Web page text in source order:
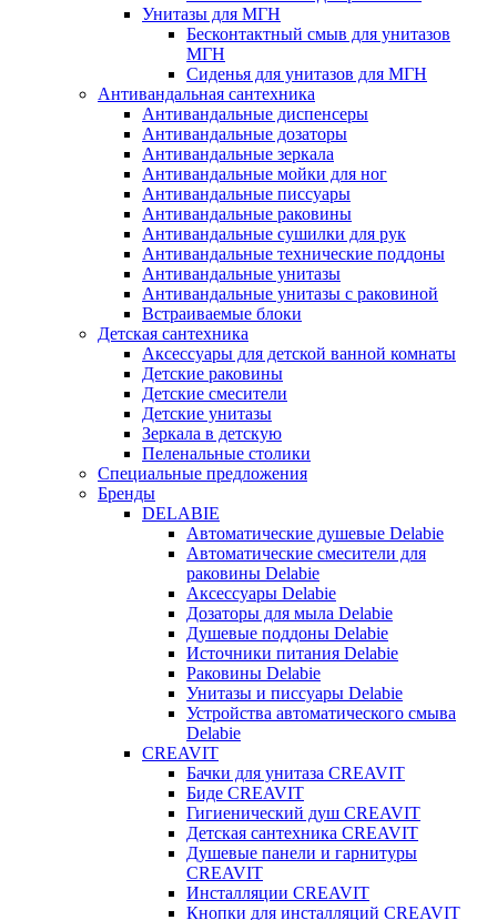
Унитазы для МГН
Бесконтактный смыв для унитазов
МГН
Сиденья для унитазов для МГН
Антивандальная сантехника
Антивандальные диспенсеры
Антивандальные дозаторы
Антивандальные зеркала
Антивандальные мойки для ног
Антивандальные писсуары
Антивандальные раковины
Антивандальные сушилки для рук
Антивандальные технические поддоны
Антивандальные унитазы
Антивандальные унитазы с раковиной
Встраиваемые блоки
Детская сантехника
Аксессуары для детской ванной комнаты
Детские раковины
Детские смесители
Детские унитазы
Зеркала в детскую
Пеленальные столики
Специальные предложения
Бренды
DELABIE
Автоматические душевые Delabie
Автоматические смесители для
раковины Delabie
Аксессуары Delabie
Дозаторы для мыла Delabie
Душевые поддоны Delabie
Источники питания Delabie
Раковины Delabie
Унитазы и писсуары Delabie
Устройства автоматического смыва
Delabie
CREAVIT
Бачки для унитаза CREAVIT
Биде CREAVIT
Гигиенический душ CREAVIT
Детская сантехника CREAVIT
Душевые панели и гарнитуры
CREAVIT
Инсталляции CREAVIT
Кнопки для инсталляций CREAVIT